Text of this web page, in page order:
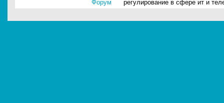
Форум регулирование в сфере ит и